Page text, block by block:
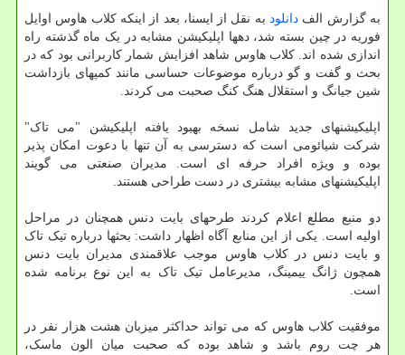
به گزارش الف دانلودبه نقل از ایسنا، بعد از اینکه کلاب هاوس اوایل
فوریه در چین بسته شد، دهها اپلیکیشن مشابه در یک ماه گذشته راه
اندازی شده اند. کلاب هاوس شاهد افزایش شمار کاربرانی بود که در
بحث و گفت و گو درباره موضوعات حساسی مانند کمپهای بازداشت
شین جیانگ و استقلال هنگ کنگ صحبت می کردند.
اپلیکیشنهای جدید شامل نسخه بهبود یافته اپلیکیشن "می تاک"
شرکت شیائومی است که دسترسی به آن تنها با دعوت امکان پذیر
بوده و ویژه افراد حرفه ای است. مدیران صنعتی می گویند
اپلیکیشنهای مشابه بیشتری در دست طراحی هستند.
دو منبع مطلع اعلام کردند طرحهای بایت دنس همچنان در مراحل
اولیه است. یکی از این منابع آگاه اظهار داشت: بحثها درباره تیک تاک
و بایت دنس در کلاب هاوس موجب علاقمندی مدیران بایت دنس
همچون ژانگ ییمینگ، مدیرعامل تیک تاک به این نوع برنامه شده
است.
موفقیت کلاب هاوس که می تواند حداکثر میزبان هشت هزار نفر در
هر چت روم باشد و شاهد بوده که صحبت میان الون ماسک،